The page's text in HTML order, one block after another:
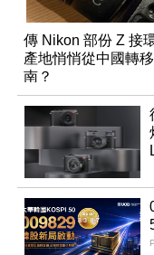
傳 Nikon 部份 Z 接
產地悄悄從中國轉
南？